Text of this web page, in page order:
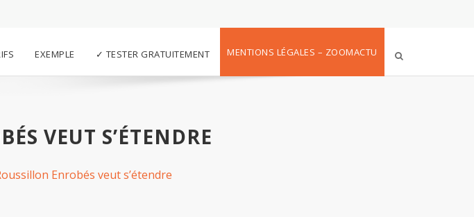
EXEMPLE ✓ TESTER GRATUITEMENT MENTIONS LÉGALES – ZOOMACTU
VEUT S’ÉTENDRE
Enrobés veut s’étendre